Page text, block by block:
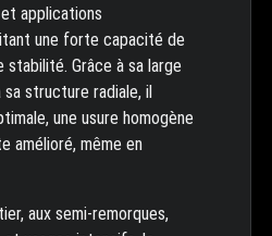
applications
une forte capacité de
Grâce à sa large
structure radiale, il
une usure homogène
amélioré, même en
aux semi-remorques,